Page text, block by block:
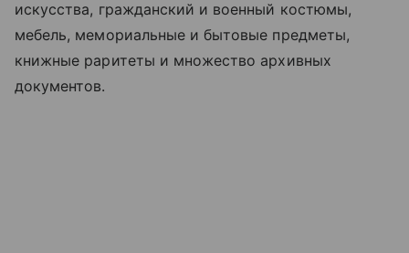
искусства, гражданский и военный костюмы,
мебель, мемориальные и бытовые предметы,
книжные раритеты и множество архивных
документов.